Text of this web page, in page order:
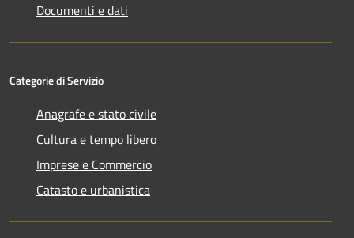
Documenti e dati
Categorie di Servizio
Anagrafe e stato civile
Cultura e tempo libero
Imprese e Commercio
Catasto e urbanistica